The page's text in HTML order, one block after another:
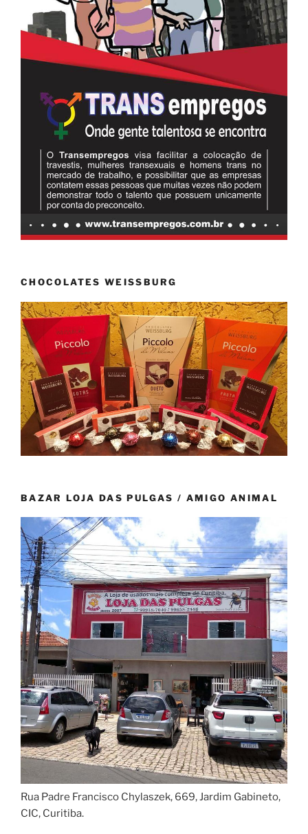
CHOCOLATES WEISSBURG
BAZAR LOJA DAS PULGAS / AMIGO ANIMAL
Rua Padre Francisco Chylaszek, 669, Jardim Gabineto,
CIC, Curitiba.